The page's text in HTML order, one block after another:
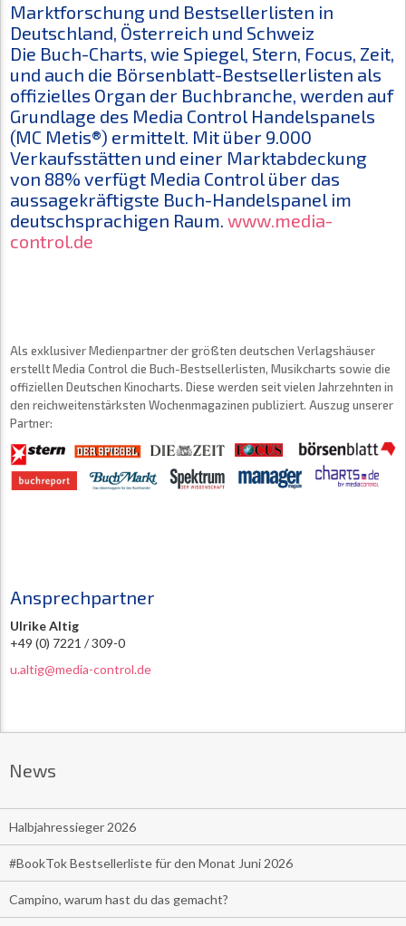
Marktforschung und Bestsellerlisten in
Deutschland, Österreich und Schweiz
Die Buch-Charts, wie Spiegel, Stern, Focus, Zeit,
und auch die Börsenblatt-Bestsellerlisten als
offizielles Organ der Buchbranche, werden auf
Grundlage des Media Control Handelspanels
(MC Metis®) ermittelt. Mit über 9.000
Verkaufsstätten und einer Marktabdeckung
von 88% verfügt Media Control über das
aussagekräftigste Buch-Handelspanel im
deutschsprachigen Raum. www.media-
control.de
Als exklusiver Medienpartner der größten deutschen Verlagshäuser
erstellt Media Control die Buch-Bestsellerlisten, Musikcharts sowie die
offiziellen Deutschen Kinocharts. Diese werden seit vielen Jahrzehnten in
den reichweitenstärksten Wochenmagazinen publiziert. Auszug unserer
Partner:
Ansprechpartner
Ulrike Altig
+49 (0) 7221 / 309-0
u.altig@media-control.de
News
Halbjahressieger 2026
#BookTok Bestsellerliste für den Monat Juni 2026
Campino, warum hast du das gemacht?